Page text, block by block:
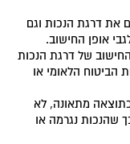
את דרגת הנכות וגם
אופן החישוב.
של דרגת הנכות
הביטוח הלאומי או
מתאונה, לא
שהנכות נגרמה או